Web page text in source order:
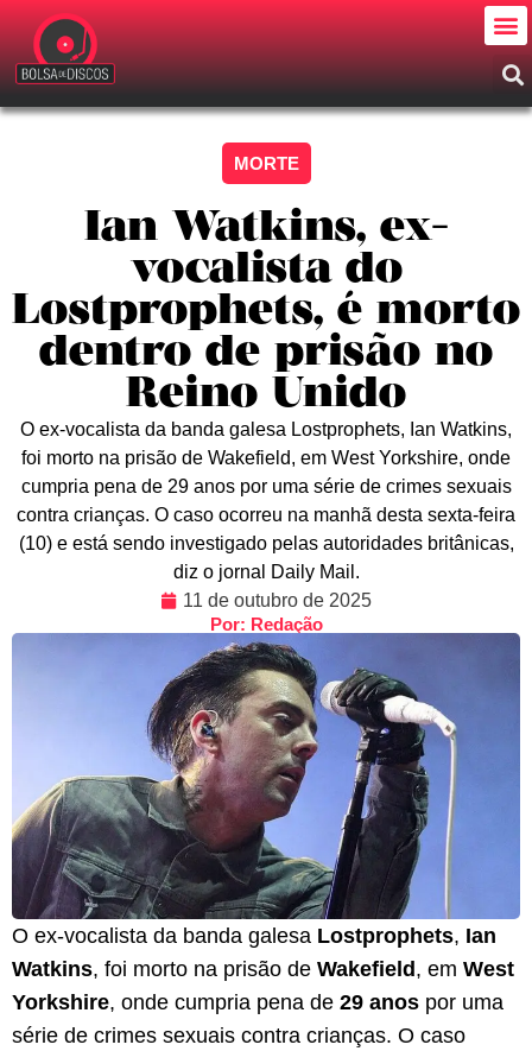
MORTE
Ian Watkins, ex-
vocalista do
Lostprophets, é morto
dentro de prisão no
Reino Unido
O ex-vocalista da banda galesa Lostprophets, Ian Watkins,
foi morto na prisão de Wakefield, em West Yorkshire, onde
cumpria pena de 29 anos por uma série de crimes sexuais
contra crianças. O caso ocorreu na manhã desta sexta-feira
(10) e está sendo investigado pelas autoridades britânicas,
diz o jornal Daily Mail.
11 de outubro de 2025
Por: Redação
O ex-vocalista da banda galesa Lostprophets, Ian
Watkins, foi morto na prisão de Wakefield, em West
Yorkshire, onde cumpria pena de 29 anos por uma
série de crimes sexuais contra crianças. O caso